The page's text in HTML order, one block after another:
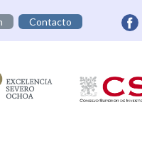
Contacto